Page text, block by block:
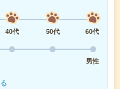
40代 50代
60代
男性